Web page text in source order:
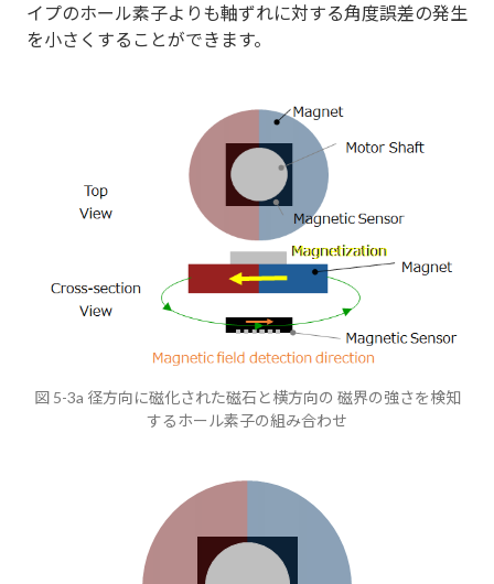
イプのホール素子よりも軸ずれに対する角度誤差の発生
を小さくすることができます。
図 5-3a 径方向に磁化された磁石と横方向の 磁界の強さを検知
するホール素子の組み合わせ